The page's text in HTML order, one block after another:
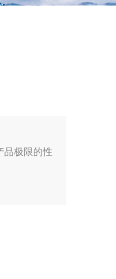
品极限的性